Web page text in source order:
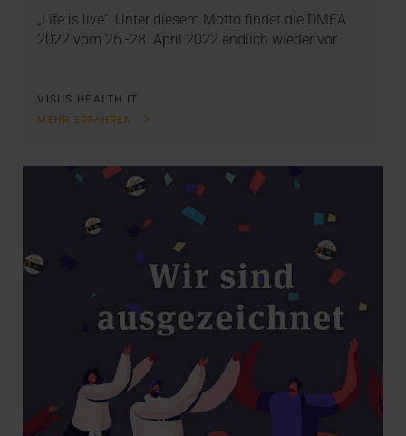
„Life is live“: Unter diesem Motto findet die DMEA
2022 vom 26.-28. April 2022 endlich wieder vor…
VISUS HEALTH IT
MEHR ERFAHREN